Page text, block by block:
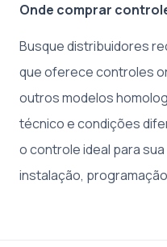
Onde comprar
Busque distribuidores
que oferece controles
outros modelos
técnico e condições
o controle ideal para
instalação,